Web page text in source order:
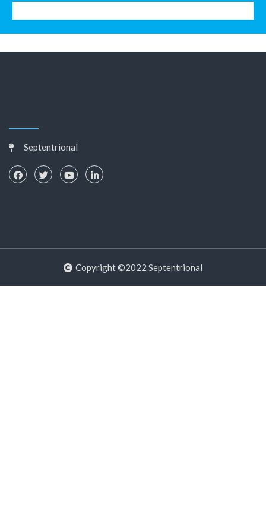
Septentrional
Copyright ©2022 Septentrional